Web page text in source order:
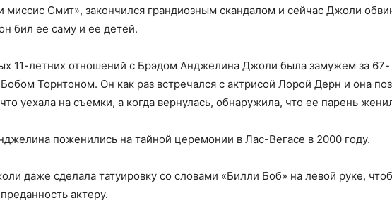
миссис Смит», закончился грандиозным скандалом и сейчас Джоли
бил ее саму и ее детей.
11-летних отношений с Брэдом Анджелина Джоли была замужем за 67-
Торнтоном. Он как раз встречался с актрисой Лорой Дерн и она
уехала на съемки, а когда вернулась, обнаружила, что ее парень
поженились на тайной церемонии в Лас-Вегасе в 2000 году.
даже сделала татуировку со словами «Билли Боб» на левой руке,
актеру.